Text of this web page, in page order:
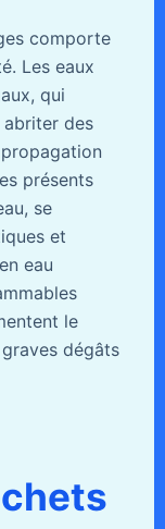
comporte
Les eaux
qui
abriter des
présents
se
et
eau
le
dégâts